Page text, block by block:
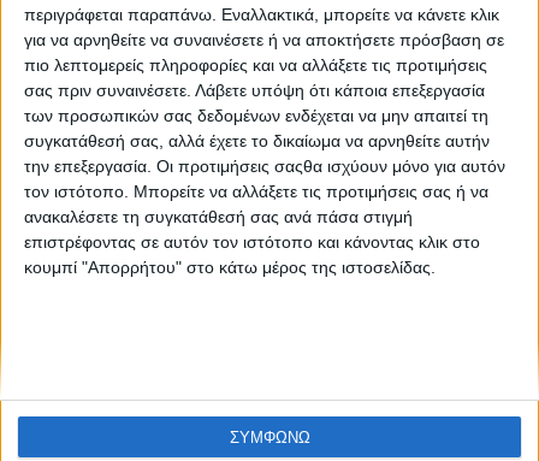
περιγράφεται παραπάνω. Εναλλακτικά, μπορείτε να κάνετε κλικ
για να αρνηθείτε να συναινέσετε ή να αποκτήσετε πρόσβαση σε
πιο λεπτομερείς πληροφορίες και να αλλάξετε τις προτιμήσεις
σας πριν συναινέσετε. Λάβετε υπόψη ότι κάποια επεξεργασία
των προσωπικών σας δεδομένων ενδέχεται να μην απαιτεί τη
συγκατάθεσή σας, αλλά έχετε το δικαίωμα να αρνηθείτε αυτήν
την επεξεργασία. Οι προτιμήσεις σαςθα ισχύουν μόνο για αυτόν
τον ιστότοπο. Μπορείτε να αλλάξετε τις προτιμήσεις σας ή να
ανακαλέσετε τη συγκατάθεσή σας ανά πάσα στιγμή
επιστρέφοντας σε αυτόν τον ιστότοπο και κάνοντας κλικ στο
κουμπί "Απορρήτου" στο κάτω μέρος της ιστοσελίδας.
ΣΥΜΦΩΝΩ
None feed
CONNECT